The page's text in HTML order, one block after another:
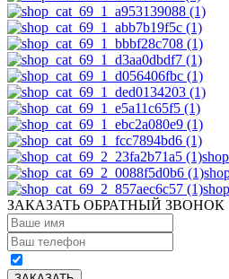
ЗАКАЗАТЬ ОБРАТНЫЙ ЗВОНОК